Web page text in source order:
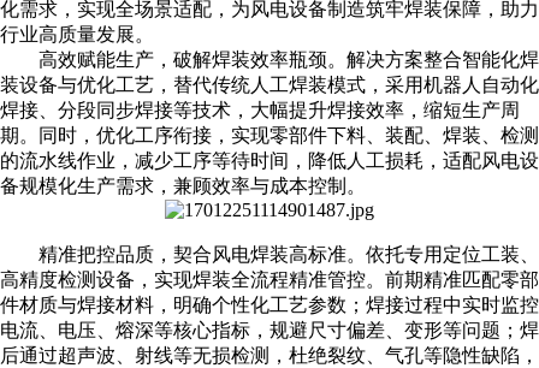
化需求，实现全场景适配，为风电设备制造筑牢焊装保障，助力
行业高质量发展。
高效赋能生产，破解焊装效率瓶颈。解决方案整合智能化焊
装设备与优化工艺，替代传统人工焊装模式，采用机器人自动化
焊接、分段同步焊接等技术，大幅提升焊接效率，缩短生产周
期。同时，优化工序衔接，实现零部件下料、装配、焊装、检测
的流水线作业，减少工序等待时间，降低人工损耗，适配风电设
备规模化生产需求，兼顾效率与成本控制。
精准把控品质，契合风电焊装高标准。依托专用定位工装、
高精度检测设备，实现焊装全流程精准管控。前期精准匹配零部
件材质与焊接材料，明确个性化工艺参数；焊接过程中实时监控
电流、电压、熔深等核心指标，规避尺寸偏差、变形等问题；焊
后通过超声波、射线等无损检测，杜绝裂纹、气孔等隐性缺陷，